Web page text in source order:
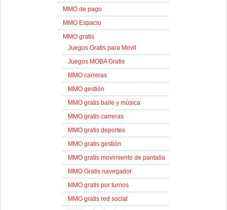
MMO de pago
MMO Espacio
MMO gratis
Juegos Gratis para Movil
Juegos MOBA Gratis
MMO carreras
MMO gestión
MMO gratis baile y música
MMO gratis carreras
MMO gratis deportes
MMO gratis gestión
MMO gratis movimiento de pantalla
MMO Gratis navegador
MMO gratis por turnos
MMO gratis red social